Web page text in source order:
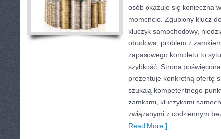
osób okazuje się konieczna
momencie. Zgubiony klucz
kluczyk samochodowy,
obudowa, problem z
zapasowego kompletu to
szybkość. Strona
prezentuje konkretną ofertę
szukają kompetentnego
zamkami, kluczykami
związanymi z codziennym
Read More ]